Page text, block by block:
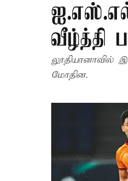
வீழ்த்தி
லூதியானாவில்
மோதின.